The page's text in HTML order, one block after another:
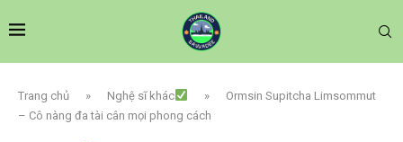
Trang chủ » Nghệ sĩ khác »
Ormsin Supitcha Limsommut
– Cô nàng đa tài cân mọi phong cách